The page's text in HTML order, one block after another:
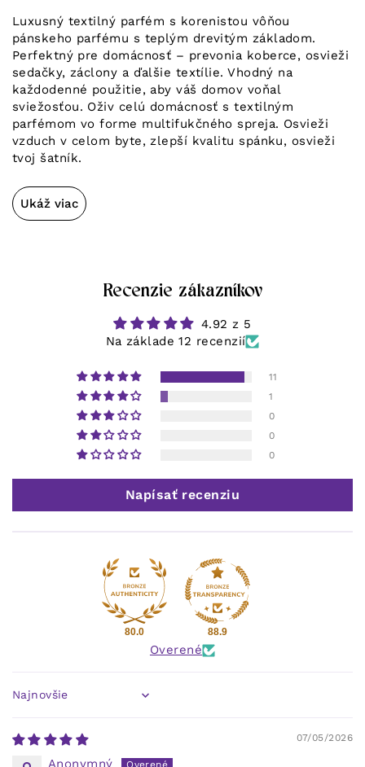
Luxusný textilný parfém s korenistou vôňou
pánskeho parfému s teplým drevitým základom.
Perfektný pre domácnosť – prevonia koberce, osvieži
sedačky, záclony a ďalšie textílie. Vhodný na
každodenné použitie, aby váš domov voňal
sviežosťou. Oživ celú domácnosť s textilným
parfémom vo forme multifukčného spreja. Osvieži
vzduch v celom byte, zlepší kvalitu spánku, osvieži
tvoj šatník.
Ukáž viac
Recenzie zákazníkov
4.92 z 5
Na základe 12 recenzií
11
1
0
0
0
Napísať recenziu
80.0 88.9
Overené
Sort by
07/05/2026